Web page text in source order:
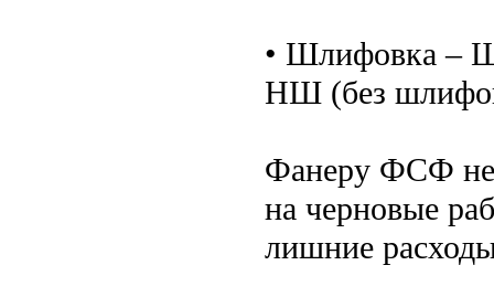
• Шлифовка –
НШ (без
Фанеру ФСФ не
на черновые
лишние